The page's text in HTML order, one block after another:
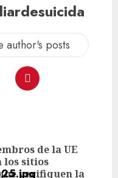
author's posts
de la UE
los sitios
verifiquen la